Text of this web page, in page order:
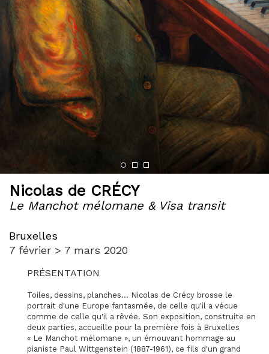
Nicolas de CRÉCY
Le Manchot mélomane & Visa transit
Bruxelles
7 février > 7 mars 2020
PRÉSENTATION
Toiles, dessins, planches... Nicolas de Crécy brosse le
portrait d'une Europe fantasmée, de celle qu'il a vécue
comme de celle qu'il a rêvée. Son exposition, construite en
deux parties, accueille pour la première fois à Bruxelles
« Le Manchot mélomane », un émouvant hommage au
pianiste Paul Wittgenstein (1887-1961), ce fils d'un grand